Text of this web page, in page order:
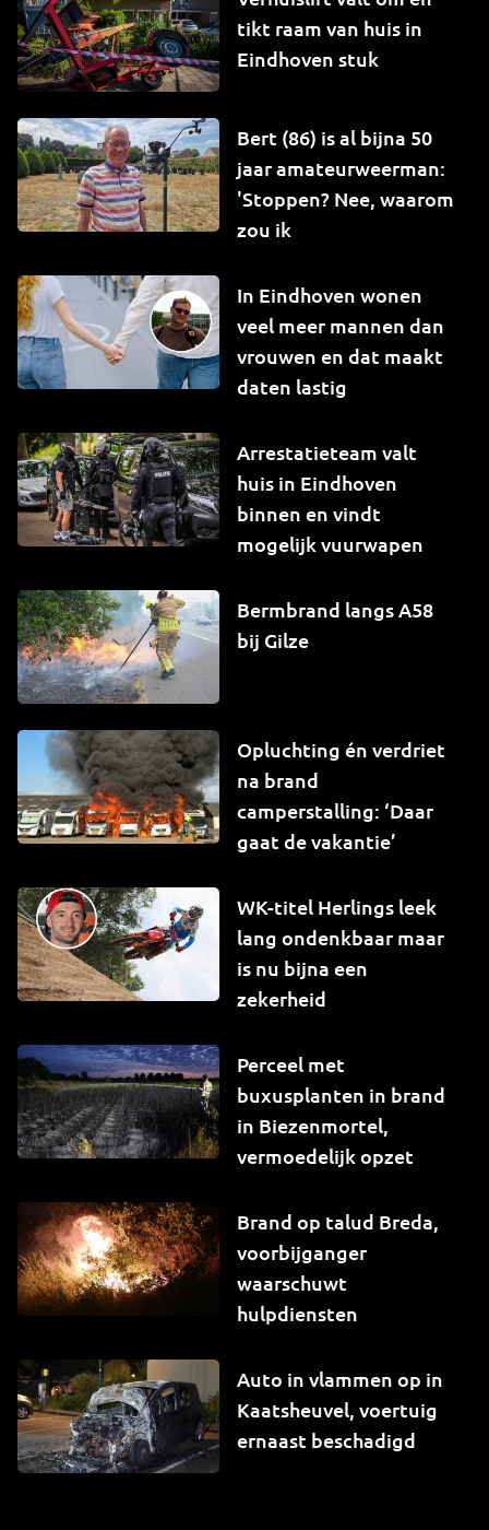
tikt raam van huis in
Eindhoven stuk
Bert (86) is al bijna 50
jaar amateurweerman:
'Stoppen? Nee, waarom
zou ik
In Eindhoven wonen
veel meer mannen dan
vrouwen en dat maakt
daten lastig
Arrestatieteam valt
huis in Eindhoven
binnen en vindt
mogelijk vuurwapen
Bermbrand langs A58
bij Gilze
Opluchting én verdriet
na brand
camperstalling: ‘Daar
gaat de vakantie’
WK-titel Herlings leek
lang ondenkbaar maar
is nu bijna een
zekerheid
Perceel met
buxusplanten in brand
in Biezenmortel,
vermoedelijk opzet
Brand op talud Breda,
voorbijganger
waarschuwt
hulpdiensten
Auto in vlammen op in
Kaatsheuvel, voertuig
ernaast beschadigd